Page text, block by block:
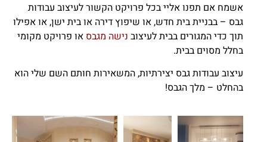
אשמח אם תפנו אליי בכל פרויקט הקשור לעיצוב עבודות
גבס – בבניית בית חדש, או שיפוץ דירה או בית ישן, או אפילו
תוך כדי המגורים בבית לעיצוב נישה מגבס או פרויקט מקומי
בחלל מסוים בבית.
עיצוב עבודות גבס יצירתיות, המשאירות חותם השם שלי הוא
בהחלט – מלך הגבס!